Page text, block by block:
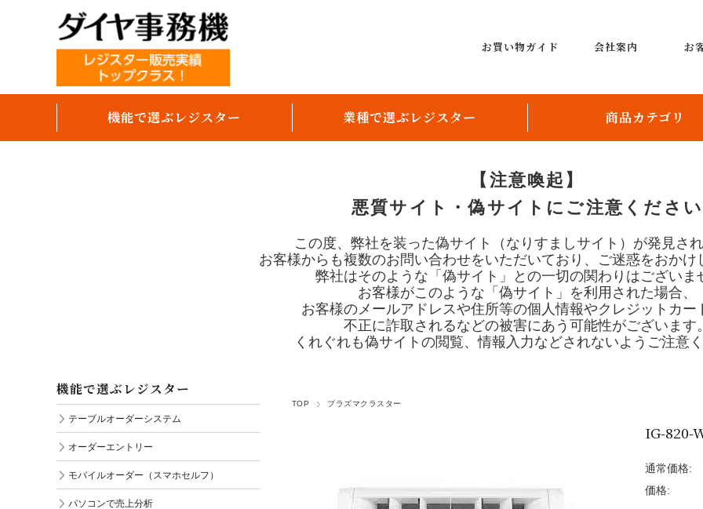
お買い物ガイド 会社案内 お
機能で選ぶレジスター 業種で選ぶレジスター 商品カテゴリ
レシート用紙、ロールペー
券売機
配膳ロボット
デジタルサイネージ
呼び出しベル
【注意喚起】
悪質サイト・偽サイトにご注意ください
この度、弊社を装った偽サイト（なりすましサイト）が発見さ
お客様からも複数のお問い合わせをいただいており、ご迷惑をおかけ
弊社はそのような「偽サイト」との一切の関わりはございま
お客様がこのような「偽サイト」を利用された場合、
お客様のメールアドレスや住所等の個人情報やクレジットカー
不正に詐取されるなどの被害にあう可能性がございます
くれぐれも偽サイトの閲覧、情報入力などされないようご注意
TOP プラズマクラスター
IG-820-
通常価格:
価格:
機能で選ぶレジスター
テーブルオーダーシステム
オーダーエントリー
モバイルオーダー（スマホセルフ）
パソコンで売上分析